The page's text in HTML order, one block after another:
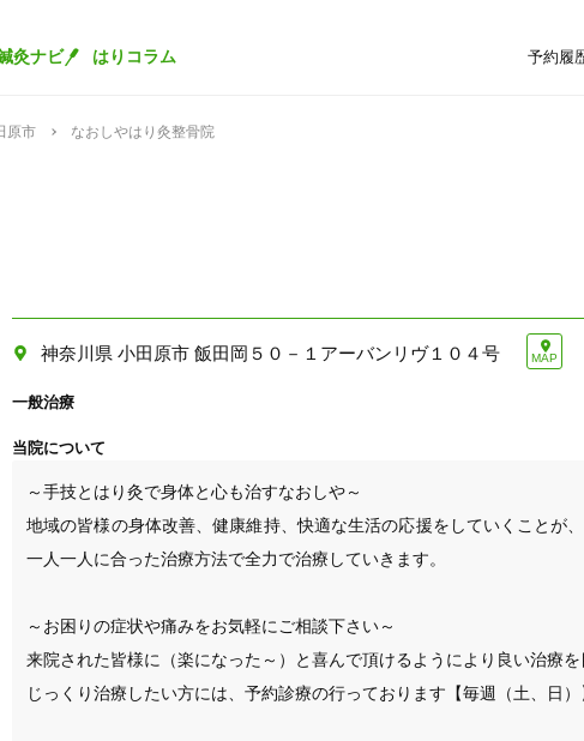
灸ナビ はりコラム 予約履
原市 なおしやはり灸整骨院
神奈川県 小田原市 飯田岡５０－１アーバンリヴ１０４号 MAP
一般治療
当院について
～手技とはり灸で身体と心も治すなおしや～
地域の皆様の身体改善、健康維持、快適な生活の応援をしていくことが
一人一人に合った治療方法で全力で治療していきます。
～お困りの症状や痛みをお気軽にご相談下さい～
来院された皆様に（楽になった～）と喜んで頂けるようにより良い治療を
じっくり治療したい方には、予約診療の行っております【毎週（土、日）